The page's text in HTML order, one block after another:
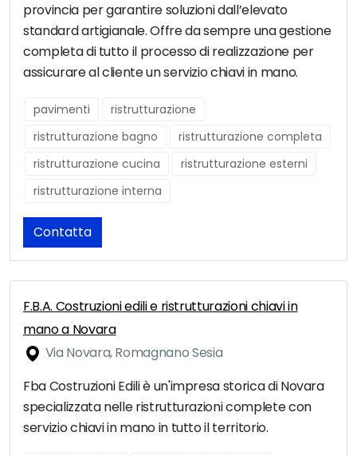
provincia per garantire soluzioni dall’elevato
standard artigianale. Offre da sempre una gestione
completa di tutto il processo di realizzazione per
assicurare al cliente un servizio chiavi in mano.
pavimenti
ristrutturazione
ristrutturazione bagno
ristrutturazione completa
ristrutturazione cucina
ristrutturazione esterni
ristrutturazione interna
Contatta
F.B.A. Costruzioni edili e ristrutturazioni chiavi in
mano a Novara
Via Novara, Romagnano Sesia
Fba Costruzioni Edili è un'impresa storica di Novara
specializzata nelle ristrutturazioni complete con
servizio chiavi in mano in tutto il territorio.